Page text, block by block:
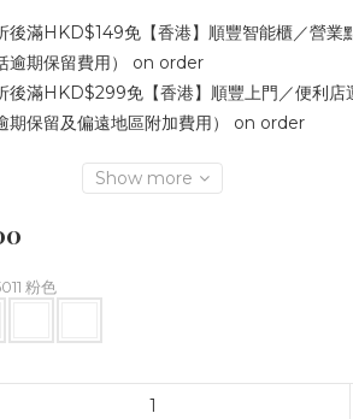
後滿HKD$149免【香港】順豐智能櫃／營業
逾期保留費用） on order
後滿HKD$299免【香港】順豐上門／便利店
期保留及偏遠地區附加費用） on order
Show more
粉色